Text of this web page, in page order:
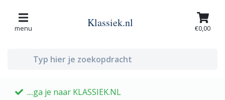
menu Klassiek.nl €0,00
....ga je naar KLASSIEK.NL